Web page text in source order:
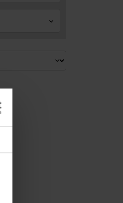
expand_more